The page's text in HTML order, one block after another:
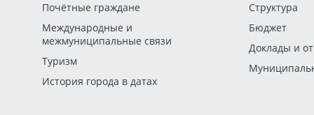
Почётные граждане
Международные и
межмуниципальные связи
Туризм
История города в датах
Структура
Бюджет
Доклады и